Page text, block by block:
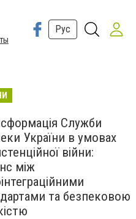
Рус
Служби
України в умовах
війни:
між
та безпековою